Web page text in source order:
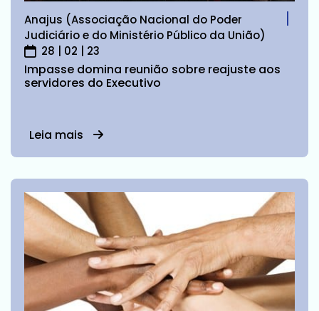
Anajus (Associação Nacional do Poder
Judiciário e do Ministério Público da União)
28 | 02 | 23
Impasse domina reunião sobre reajuste aos
servidores do Executivo
Leia mais